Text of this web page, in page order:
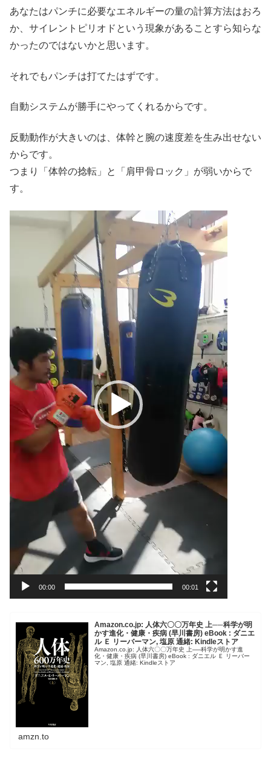
あなたはパンチに必要なエネルギーの量の計算方法はおろ
か、サイレントピリオドという現象があることすら知らな
かったのではないかと思います。
それでもパンチは打てたはずです。
自動システムが勝手にやってくれるからです。
反動動作が大きいのは、体幹と腕の速度差を生み出せない
からです。
つまり「体幹の捻転」と「肩甲骨ロック」が弱いからで
す。
動
00:00 00:01
Amazon.co.jp: 人体六〇〇万年史 上──科学が明
かす進化・健康・疾病 (早川書房) eBook : ダニエ
ル Ｅ リーバーマン, 塩原 通緒: Kindleストア
Amazon.co.jp: 人体六〇〇万年史 上──科学が明かす進
化・健康・疾病 (早川書房) eBook : ダニエル Ｅ リーバー
マン, 塩原 通緒: Kindleストア
amzn.to